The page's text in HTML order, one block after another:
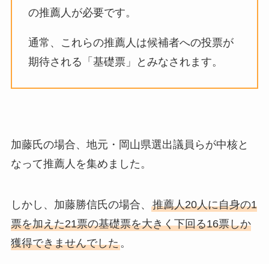
の推薦人が必要です。
通常、これらの推薦人は候補者への投票が
期待される「基礎票」とみなされます。
加藤氏の場合、地元・岡山県選出議員らが中核と
なって推薦人を集めました。
しかし、加藤勝信氏の場合、 推薦人20人に自身の1
票を加えた21票の基礎票を大きく下回る16票しか
獲得できませんでした。